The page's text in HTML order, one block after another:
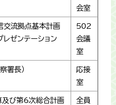
会室
交流拠点基本計画
ゼンテーション
502
会議
室
署長）
応接
室
び第6次総合計画
全員